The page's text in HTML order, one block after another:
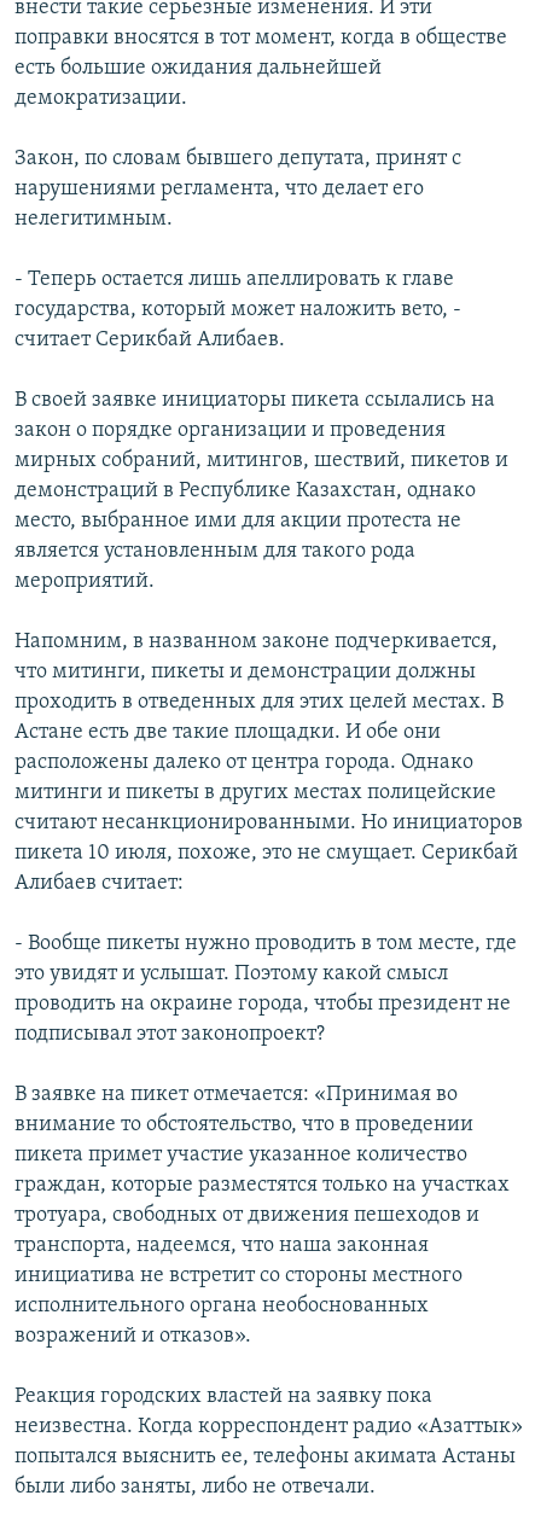
внести такие серьезные изменения. И эти
поправки вносятся в тот момент, когда в обществе
есть большие ожидания дальнейшей
демократизации.
Закон, по словам бывшего депутата, принят с
нарушениями регламента, что делает его
нелегитимным.
- Теперь остается лишь апеллировать к главе
государства, который может наложить вето, -
считает Серикбай Алибаев.
В своей заявке инициаторы пикета ссылались на
закон о порядке организации и проведения
мирных собраний, митингов, шествий, пикетов и
демонстраций в Республике Казахстан, однако
место, выбранное ими для акции протеста не
является установленным для такого рода
мероприятий.
Напомним, в названном законе подчеркивается,
что митинги, пикеты и демонстрации должны
проходить в отведенных для этих целей местах. В
Астане есть две такие площадки. И обе они
расположены далеко от центра города. Однако
митинги и пикеты в других местах полицейские
считают несанкционированными. Но инициаторов
пикета 10 июля, похоже, это не смущает. Серикбай
Алибаев считает:
- Вообще пикеты нужно проводить в том месте, где
это увидят и услышат. Поэтому какой смысл
проводить на окраине города, чтобы президент не
подписывал этот законопроект?
В заявке на пикет отмечается: «Принимая во
внимание то обстоятельство, что в проведении
пикета примет участие указанное количество
граждан, которые разместятся только на участках
тротуара, свободных от движения пешеходов и
транспорта, надеемся, что наша законная
инициатива не встретит со стороны местного
исполнительного органа необоснованных
возражений и отказов».
Реакция городских властей на заявку пока
неизвестна. Когда корреспондент радио «Азаттык»
попытался выяснить ее, телефоны акимата Астаны
были либо заняты, либо не отвечали.